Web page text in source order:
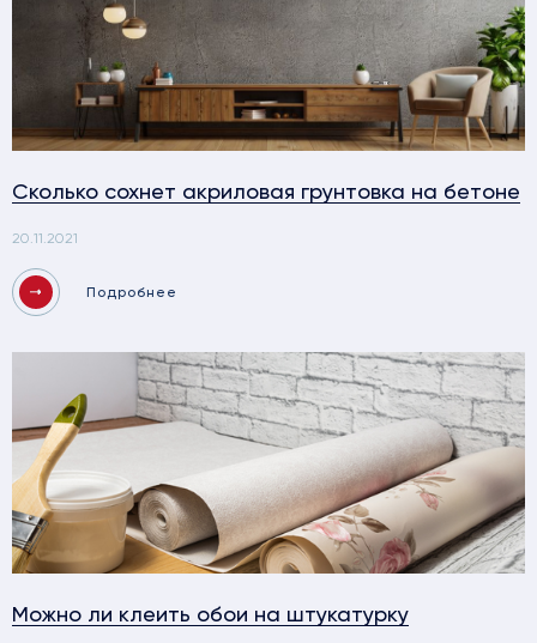
Сколько сохнет акриловая грунтовка на бетоне
20.11.2021
Подробнее
Можно ли клеить обои на штукатурку